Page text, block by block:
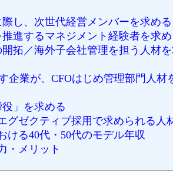
し、次世代経営メンバーを求める
進するマネジメント経験者を求
拓／海外子会社管理を担う人材
企業が、CFOはじめ管理部門人材
役」を求める
グゼクティブ採用で求められる人
ける40代・50代のモデル年収
・メリット